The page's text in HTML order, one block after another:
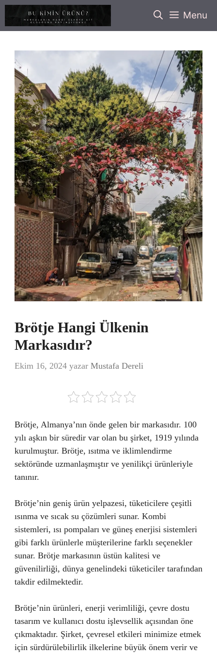
İçeriğe
Menu
Brötje Hangi Ülkenin
Markasıdır?
Ekim 16, 2024 yazar Mustafa Dereli
Brötje, Almanya’nın önde gelen bir markasıdır. 100
yılı aşkın bir süredir var olan bu şirket, 1919 yılında
kurulmuştur. Brötje, ısıtma ve iklimlendirme
sektöründe uzmanlaşmıştır ve yenilikçi ürünleriyle
tanınır.
Brötje’nin geniş ürün yelpazesi, tüketicilere çeşitli
ısınma ve sıcak su çözümleri sunar. Kombi
sistemleri, ısı pompaları ve güneş enerjisi sistemleri
gibi farklı ürünlerle müşterilerine farklı seçenekler
sunar. Brötje markasının üstün kalitesi ve
güvenilirliği, dünya genelindeki tüketiciler tarafından
takdir edilmektedir.
Brötje’nin ürünleri, enerji verimliliği, çevre dostu
tasarım ve kullanıcı dostu işlevsellik açısından öne
çıkmaktadır. Şirket, çevresel etkileri minimize etmek
için sürdürülebilirlik ilkelerine büyük önem verir ve